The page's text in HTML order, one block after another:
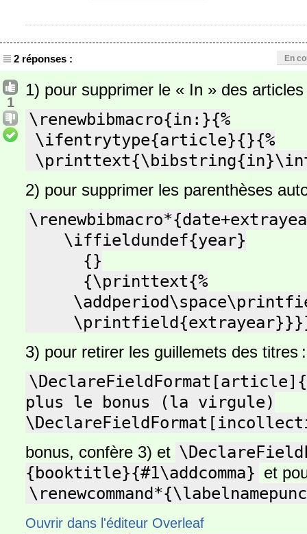
2 réponses : En
1
1) pour supprimer le « In » des
\renewbibmacro{in:}{%
2) pour supprimer les parenthèses
3) pour retirer les guillemets des titres :
plus le bonus (la virgule)
bonus, confère 3) et
{booktitle}{#1\addcomma} et
Ouvrir dans l'éditeur Overleaf